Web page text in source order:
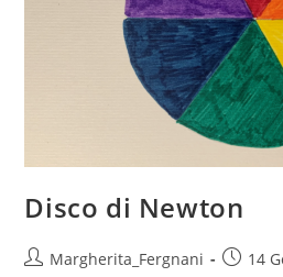
Disco di Newton
PostMargherita_Fergnani
Post14